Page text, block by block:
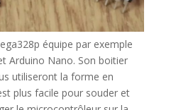
équipe par exemple
Arduino Nano. Son boitier
utiliseront la forme en
plus facile pour souder et